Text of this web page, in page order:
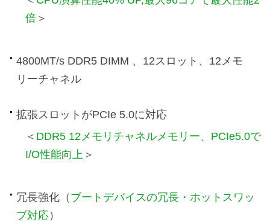
倍＞
4800MT/s DDR5 DIMM 、12スロット、12メモ
リーチャネル
拡張スロットがPCIe 5.0に対応
＜ DDR5 12メモリチャネルメモリー、PCIe5.0で
I/O性能向上 ＞
冗長強化（ ブートデバイスの冗長・ホットスワッ
プ対応）